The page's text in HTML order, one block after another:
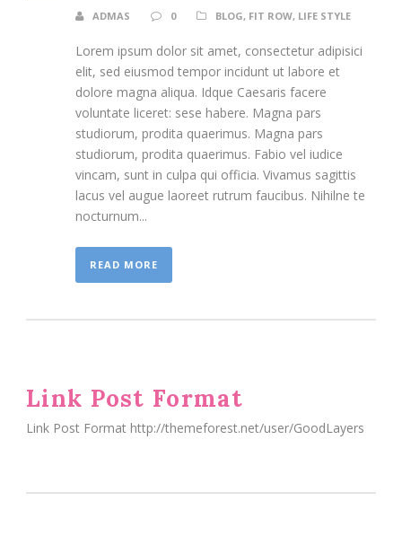
ADMAS 0 BLOG, FIT ROW, LIFE STYLE
Lorem ipsum dolor sit amet, consectetur adipisici
elit, sed eiusmod tempor incidunt ut labore et
dolore magna aliqua. Idque Caesaris facere
voluntate liceret: sese habere. Magna pars
studiorum, prodita quaerimus. Magna pars
studiorum, prodita quaerimus. Fabio vel iudice
vincam, sunt in culpa qui officia. Vivamus sagittis
lacus vel augue laoreet rutrum faucibus. Nihilne te
nocturnum...
READ MORE
Link Post Format
Link Post Format http://themeforest.net/user/GoodLayers